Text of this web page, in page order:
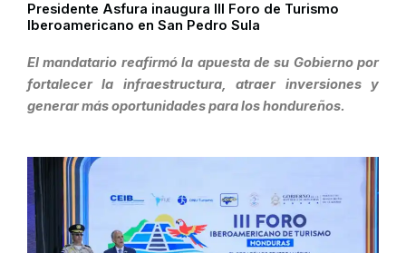
Presidente Asfura inaugura III Foro de Turismo
Iberoamericano en San Pedro Sula
El mandatario reafirmó la apuesta de su Gobierno por
fortalecer la infraestructura, atraer inversiones y
generar más oportunidades para los hondureños.